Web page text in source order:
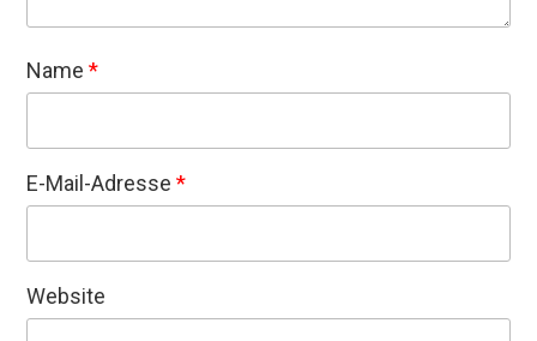
Name*
E-Mail-Adresse*
Website